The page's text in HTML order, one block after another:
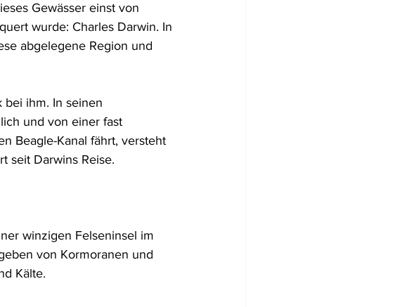
Gewässer einst von
wurde: Charles Darwin. In
abgelegene Region und
ihm. In seinen
und von einer fast
Beagle-Kanal fährt, versteht
seit Darwins Reise.
winzigen Felseninsel im
von Kormoranen und
Kälte.